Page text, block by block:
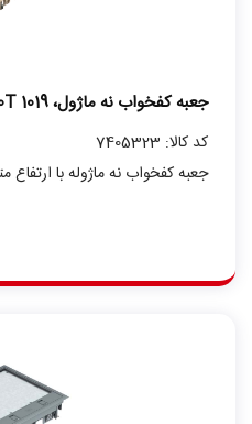
جعبه کفخواب نه ماژول، GES6-2U10T 1019
کد کالا: 7405323
جعبه کفخواب نه ماژوله با ارتفاع